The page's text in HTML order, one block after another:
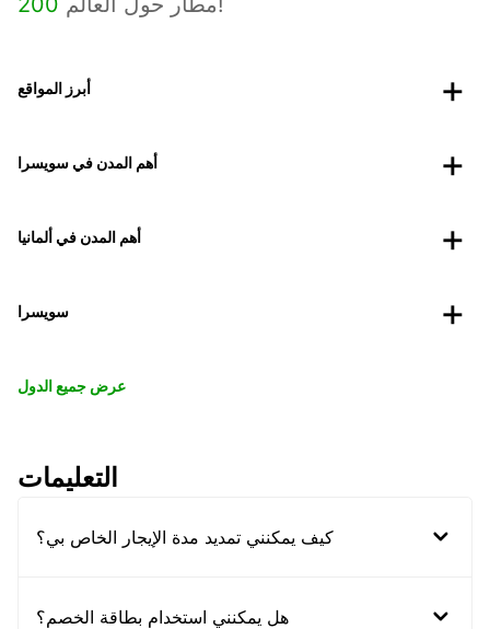
أبرز المواقع
أهم المدن في سويسرا
أهم المدن في ألمانيا
سويسرا
عرض جميع الدول
التعليمات
كيف يمكنني تمديد مدة الإيجار الخاص بي؟
هل يمكنني استخدام بطاقة الخصم؟